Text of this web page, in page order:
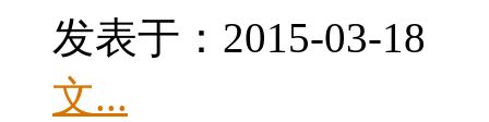
发表于：2015-03-
文...